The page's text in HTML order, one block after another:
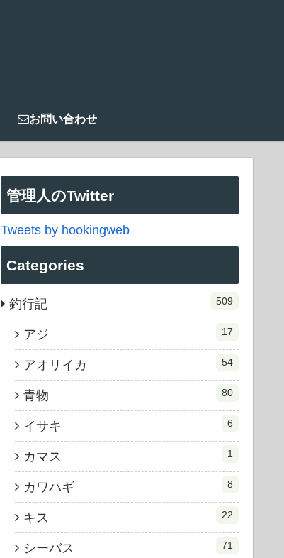
お問い合わせ
管理人のTwitter
Tweets by hookingweb
Categories
釣行記 509
アジ 17
アオリイカ 54
青物 80
イサキ 6
カマス 1
カワハギ 8
キス 22
シーバス 71